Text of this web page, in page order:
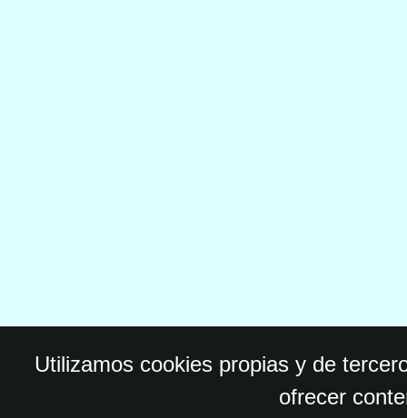
Utilizamos cookies propias y de
ofrecer